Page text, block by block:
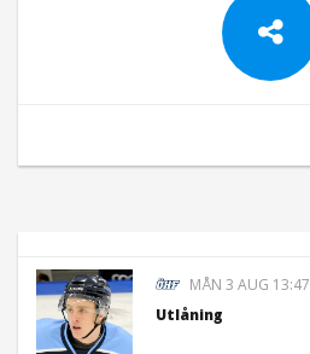
MÅN 3 AUG 13:47
Utlåning